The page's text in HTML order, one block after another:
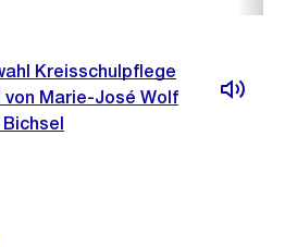
Kreisschulpflege
Marie-José Wolf